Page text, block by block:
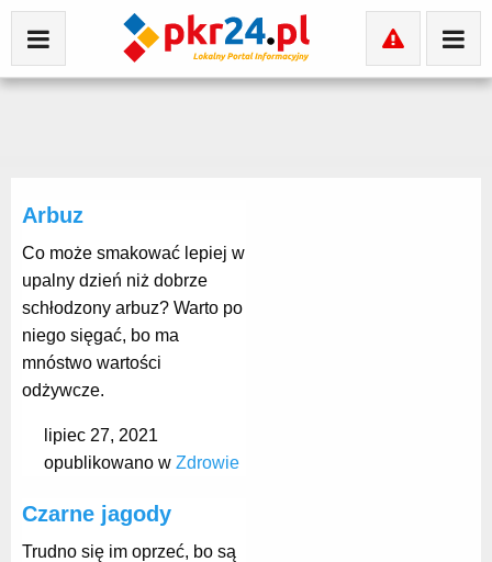
Arbuz
Co może smakować lepiej w
upalny dzień niż dobrze
schłodzony arbuz? Warto po
niego sięgać, bo ma
mnóstwo wartości
odżywcze.
lipiec 27, 2021
opublikowano w Zdrowie
Czarne jagody
Trudno się im oprzeć, bo są